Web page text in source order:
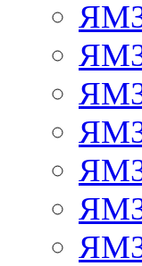
ЯМЗ
ЯМЗ
ЯМЗ
ЯМЗ
ЯМЗ
ЯМЗ
ЯМЗ